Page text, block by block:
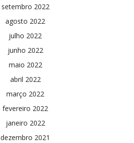
setembro 2022
agosto 2022
julho 2022
junho 2022
maio 2022
abril 2022
março 2022
fevereiro 2022
janeiro 2022
dezembro 2021